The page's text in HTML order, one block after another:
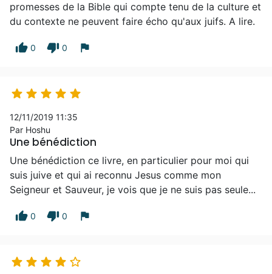
promesses de la Bible qui compte tenu de la culture et
du contexte ne peuvent faire écho qu'aux juifs. A lire.
thumb_up 0 thumb_down 0 flag
    
12/11/2019 11:35
Par Hoshu
Une bénédiction
Une bénédiction ce livre, en particulier pour moi qui
suis juive et qui ai reconnu Jesus comme mon
Seigneur et Sauveur, je vois que je ne suis pas seule...
thumb_up 0 thumb_down 0 flag
    